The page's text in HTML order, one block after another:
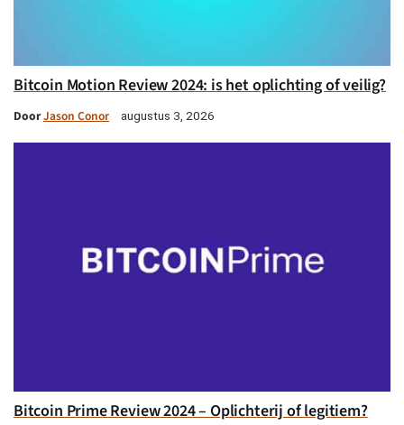
Bitcoin Motion Review 2024: is het oplichting of veilig?
DoorJason Conor augustus 3, 2026
Bitcoin Prime Review 2024 – Oplichterij of legitiem?